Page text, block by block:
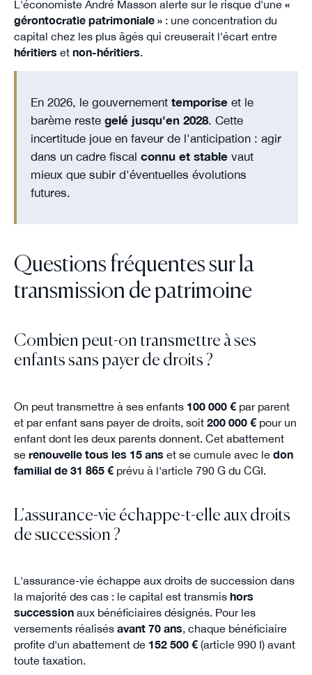
L'économiste André Masson alerte sur le risque d'une «
gérontocratie patrimoniale »: une concentration du
capital chez les plus âgés qui creuserait l'écart entre
héritiers et non-héritiers
En 2026, le gouvernement temporiseet le
barème reste gelé jusqu'en 2028. Cette
incertitude joue en faveur de l'anticipation : agir
dans un cadre fiscal connu et stablevaut
mieux que subir d'éventuelles évolutions
futures.
Questions fréquentes sur la
transmission de patrimoine
Combien peut-on transmettre à ses
enfants sans payer de droits ?
On peut transmettre à ses enfants 100 000 €par parent
et par enfant sans payer de droits, soit 200 000 €pour un
enfant dont les deux parents donnent. Cet abattement
se renouvelle tous les 15 ans et se cumule avec le don
familial de 31 865 €prévu à l'article 790 G du CGI.
L'assurance-vie échappe-t-elle aux droits
de succession ?
L'assurance-vie échappe aux droits de succession dans
la majorité des cas : le capital est transmis hors
successionaux bénéficiaires désignés. Pour les
versements réalisés avant 70 ans, chaque bénéficiaire
profite d'un abattement de 152 500 €(article 990 I) avant
toute taxation.